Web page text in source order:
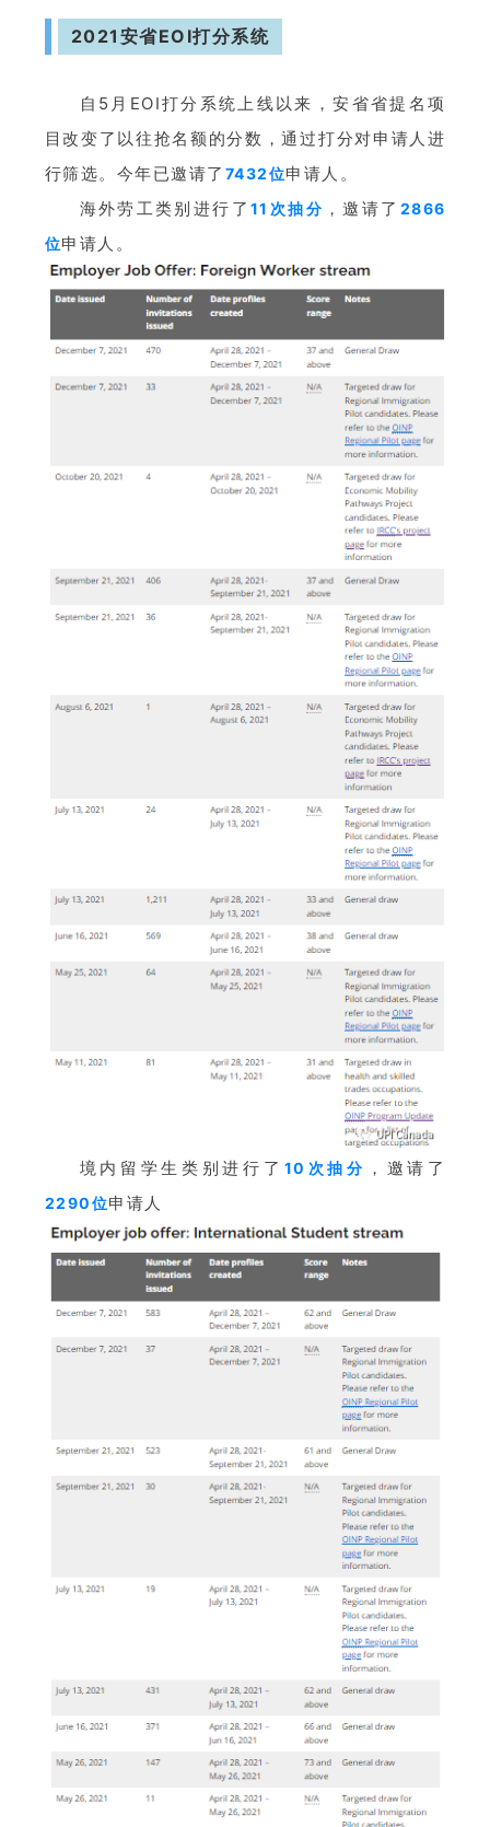
2021安省EOI打分系统
自5月EOI打分系统上线以来，安省省提名项
目改变了以往抢名额的分数，通过打分对申请人进
行筛选。今年已邀请了 7432位申请人。
海外劳工类别 进行了 11次抽分 ，邀请了 2866
位申请人。
境内留学生类别进行了 10次抽分 ，邀请了
2290位申请人